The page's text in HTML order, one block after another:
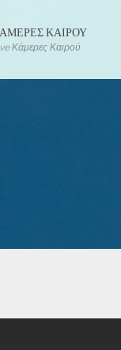
ΚΑΙΡΟΥ
Κάμερες Καιρού